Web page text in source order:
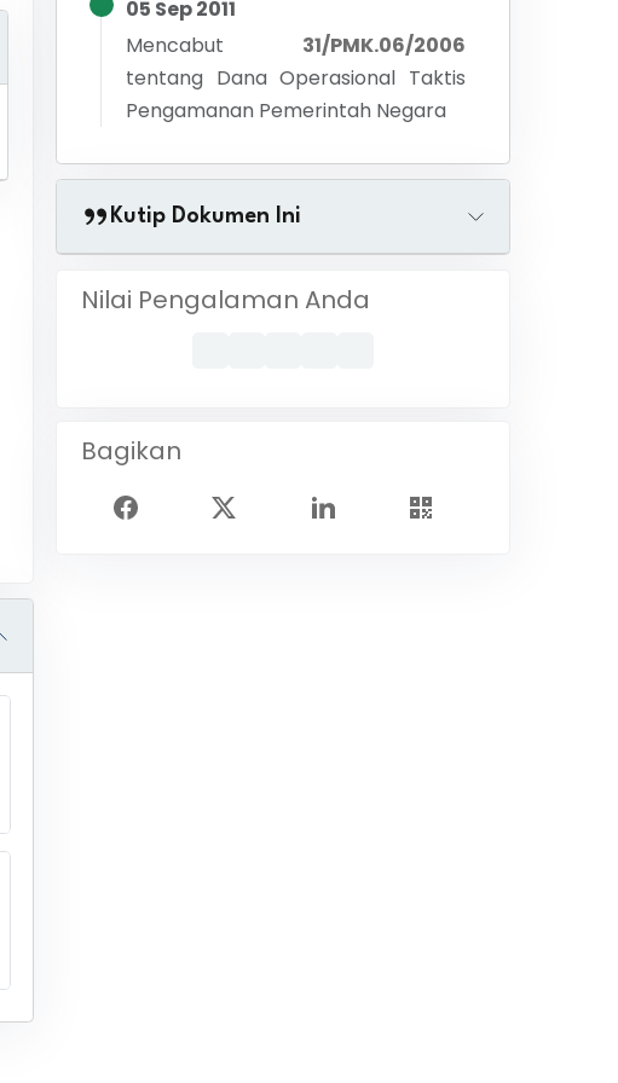
05 Sep 2011
Mencabut
31/PMK.06/2006
tentang Dana Operasional Taktis
Pengamanan Pemerintah Negara
Kutip Dokumen Ini
Nilai Pengalaman Anda
Bagikan